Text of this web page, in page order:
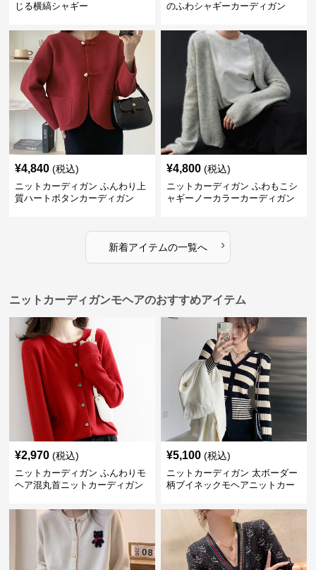
じる横縞シャギー
のふわシャギーカーディガン
¥4,840 (税込)
ニットカーディガン ふんわり上
質ハートボタンカーディガン
¥4,800 (税込)
ニットカーディガン ふわもこシ
ャギーノーカラーカーディガン
新着アイテムの一覧へ ›
ニットカーディガンモヘアのおすすめアイテム
¥2,970 (税込)
ニットカーディガン ふんわりモ
ヘア混丸首ニットカーディガン
¥5,100 (税込)
ニットカーディガン 太ボーダー
柄ブイネックモヘアニットカー